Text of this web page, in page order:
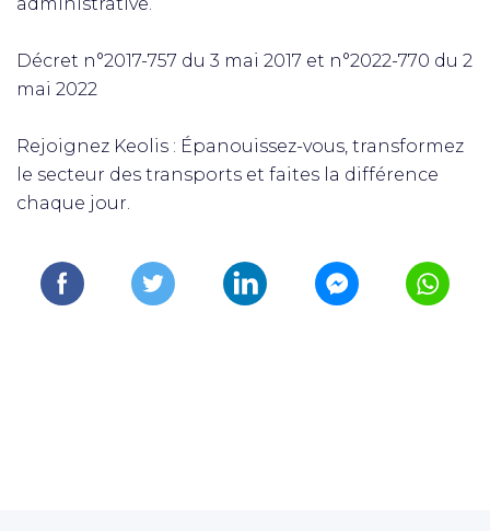
Décret n°2017-757 du 3 mai 2017 et n°2022-770 du 2
mai 2022
Rejoignez Keolis : Épanouissez-vous, transformez
le secteur des transports et faites la différence
chaque jour.